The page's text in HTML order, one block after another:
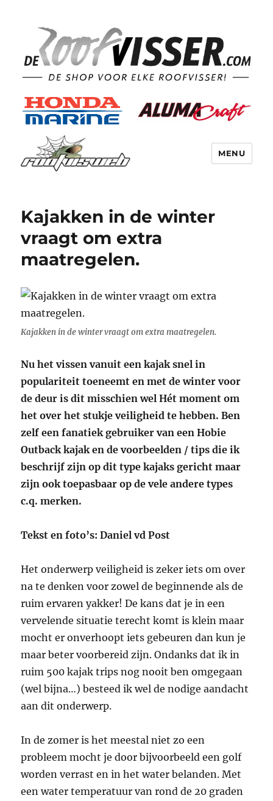
MENU
Kajakken in de winter
vraagt om extra
maatregelen.
Kajakken in de winter vraagt om extra maatregelen.
Nu het vissen vanuit een kajak snel in
populariteit toeneemt en met de winter voor
de deur is dit misschien wel Hét moment om
het over het stukje veiligheid te hebben. Ben
zelf een fanatiek gebruiker van een Hobie
Outback kajak en de voorbeelden / tips die ik
beschrijf zijn op dit type kajaks gericht maar
zijn ook toepasbaar op de vele andere types
c.q. merken.
Tekst en foto’s: Daniel vd Post
Het onderwerp veiligheid is zeker iets om over
na te denken voor zowel de beginnende als de
ruim ervaren yakker! De kans dat je in een
vervelende situatie terecht komt is klein maar
mocht er onverhoopt iets gebeuren dan kun je
maar beter voorbereid zijn. Ondanks dat ik in
ruim 500 kajak trips nog nooit ben omgegaan
(wel bijna…) besteed ik wel de nodige aandacht
aan dit onderwerp.
In de zomer is het meestal niet zo een
probleem mocht je door bijvoorbeeld een golf
worden verrast en in het water belanden. Met
een water temperatuur van rond de 20 graden